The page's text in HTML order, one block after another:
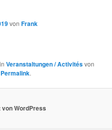
vonFrank
Veranstaltungen / Activitésvon
Permalink.
WordPress